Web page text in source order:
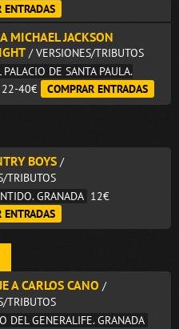
ENTRADAS
MICHAEL JACKSON
/ VERSIONES/TRIBUTOS
PALACIO DE SANTA PAULA.
22-40€ COMPRAR ENTRADAS
BOYS /
TRIBUTOS
GRANADA 12€
ENTRADAS
A CARLOS CANO /
TRIBUTOS
DEL GENERALIFE. GRANADA